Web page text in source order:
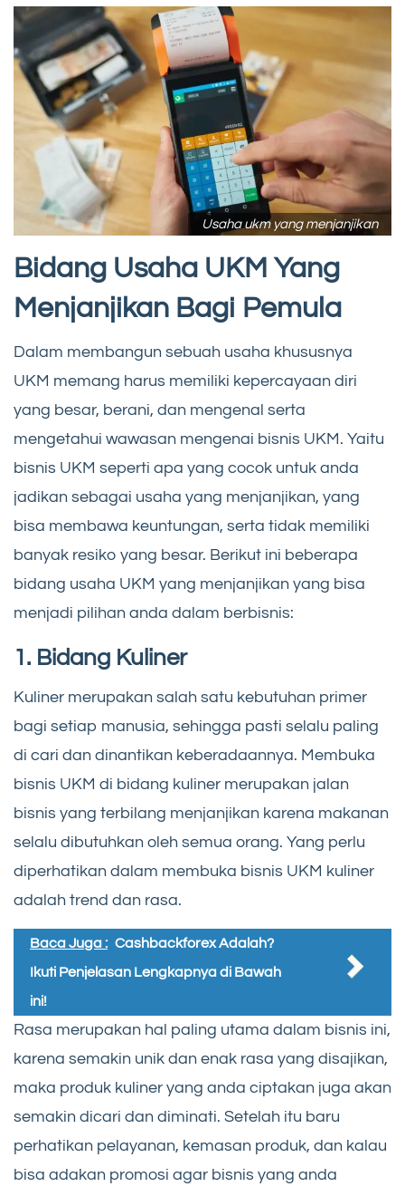
Usaha ukm yang menjanjikan
Bidang Usaha UKM Yang
Menjanjikan Bagi Pemula
Dalam membangun sebuah usaha khususnya
UKM memang harus memiliki kepercayaan diri
yang besar, berani, dan mengenal serta
mengetahui wawasan mengenai bisnis UKM. Yaitu
bisnis UKM seperti apa yang cocok untuk anda
jadikan sebagai usaha yang menjanjikan, yang
bisa membawa keuntungan, serta tidak memiliki
banyak resiko yang besar. Berikut ini beberapa
bidang usaha UKM yang menjanjikan yang bisa
menjadi pilihan anda dalam berbisnis:
1. Bidang Kuliner
Kuliner merupakan salah satu kebutuhan primer
bagi setiap manusia, sehingga pasti selalu paling
di cari dan dinantikan keberadaannya. Membuka
bisnis UKM di bidang kuliner merupakan jalan
bisnis yang terbilang menjanjikan karena makanan
selalu dibutuhkan oleh semua orang. Yang perlu
diperhatikan dalam membuka bisnis UKM kuliner
adalah trend dan rasa.
Baca Juga : Cashbackforex Adalah?
Ikuti Penjelasan Lengkapnya di Bawah
ini!
Rasa merupakan hal paling utama dalam bisnis ini,
karena semakin unik dan enak rasa yang disajikan,
maka produk kuliner yang anda ciptakan juga akan
semakin dicari dan diminati. Setelah itu baru
perhatikan pelayanan, kemasan produk, dan kalau
bisa adakan promosi agar bisnis yang anda